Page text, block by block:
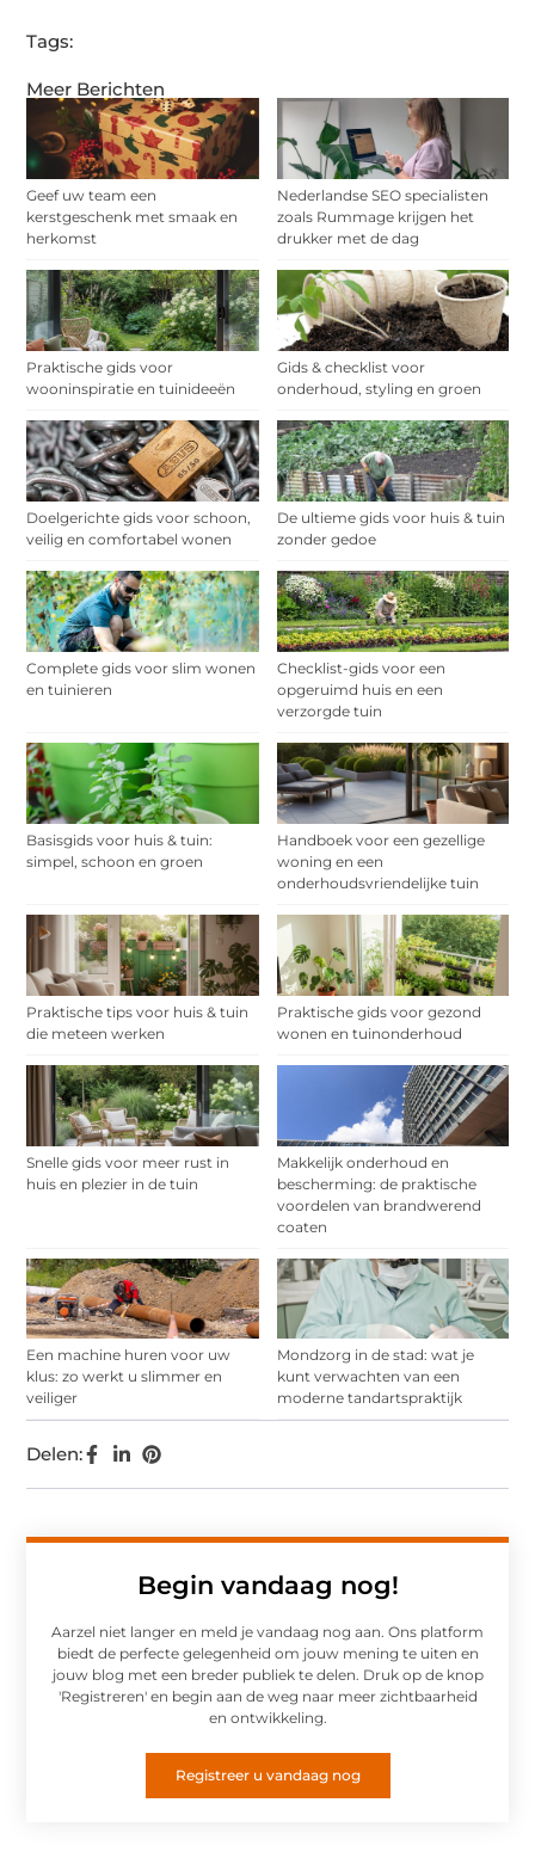
Meer Berichten
Geef uw team een
kerstgeschenk met smaak en
herkomst
Nederlandse SEO specialisten
zoals Rummage krijgen het
drukker met de dag
Praktische gids voor
wooninspiratie en tuinideeën
Gids & checklist voor
onderhoud, styling en groen
Doelgerichte gids voor schoon,
veilig en comfortabel wonen
De ultieme gids voor huis & tuin
zonder gedoe
Complete gids voor slim wonen
en tuinieren
Checklist-gids voor een
opgeruimd huis en een
verzorgde tuin
Basisgids voor huis & tuin:
simpel, schoon en groen
Handboek voor een gezellige
woning en een
onderhoudsvriendelijke tuin
Praktische tips voor huis & tuin
die meteen werken
Praktische gids voor gezond
wonen en tuinonderhoud
Snelle gids voor meer rust in
huis en plezier in de tuin
Makkelijk onderhoud en
bescherming: de praktische
voordelen van brandwerend
coaten
Een machine huren voor uw
klus: zo werkt u slimmer en
veiliger
Mondzorg in de stad: wat je
kunt verwachten van een
moderne tandartspraktijk
Begin vandaag nog!
Aarzel niet langer en meld je vandaag nog aan. Ons platform
biedt de perfecte gelegenheid om jouw mening te uiten en
jouw blog met een breder publiek te delen. Druk op de knop
'Registreren' en begin aan de weg naar meer zichtbaarheid
en ontwikkeling.
Registreer u vandaag nog
Delen:
Tags: